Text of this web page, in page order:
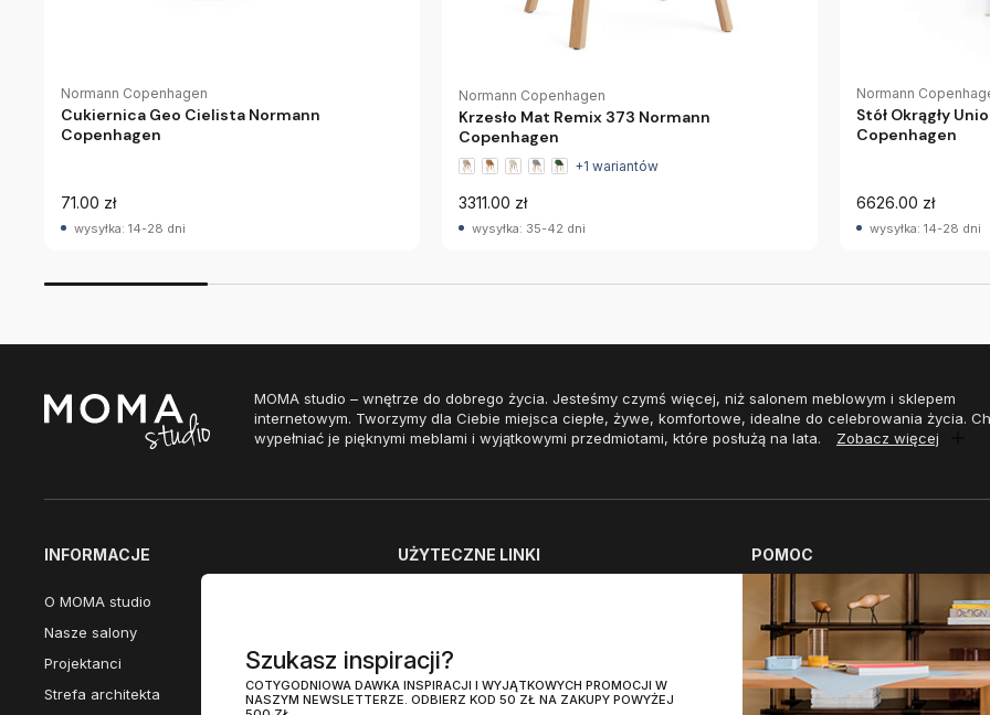
Normann Copenhagen
Cukiernica Geo Cielista Normann
Copenhagen
71.00 zł
wysyłka: 14-28 dni
Normann Copenhagen
Krzesło Mat Remix 373 Normann
Copenhagen
+1 wariantów
3311.00 zł
wysyłka: 35-42 dni
Normann
Stół Okrągły
Copenhagen
6626.00 zł
wysyłka: 14-28 dni
MOMA studio – wnętrze do dobrego życia. Jesteśmy czymś więcej, niż salonem meblowym i sklepem
internetowym. Tworzymy dla Ciebie miejsca ciepłe, żywe, komfortowe, idealne do celebrowania życia.
wypełniać je pięknymi meblami i wyjątkowymi przedmiotami, które posłużą na lata.
Zobacz więcej
INFORMACJE
O MOMA studio
Nasze salony
Projektanci
Strefa architekta
UŻYTECZNE LINKI
Promocje ekspozycyjne
Nasze katalogi
POMOC
Płatności
Koszty dostawy
Zwrot zamówienia
Polityka zwrotów
Szukasz inspiracji?
COTYGODNIOWA DAWKA INSPIRACJI I WYJĄTKOWYCH PROMOCJI W
NASZYM NEWSLETTERZE. ODBIERZ KOD 50 ZŁ NA ZAKUPY POWYŻEJ